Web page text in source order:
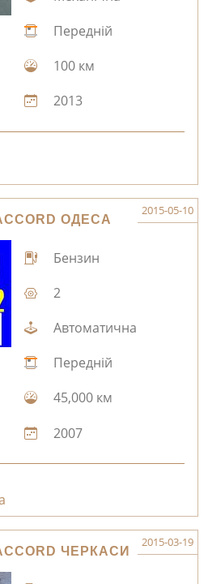
Передній
100 км
2013
ОДЕСА
2015-05-10
Бензин
2
Автоматична
Передній
45,000 км
2007
ЧЕРКАСИ
2015-03-19